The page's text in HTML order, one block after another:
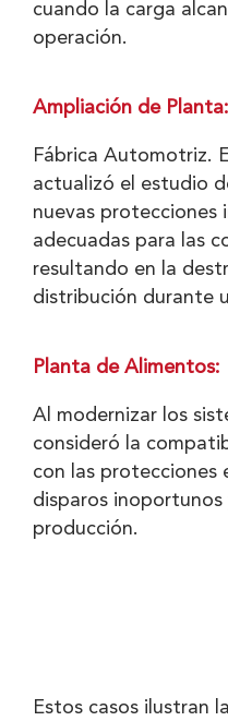
cuando la carga
operación.
Ampliación de Planta:
Fábrica Automotriz.
actualizó el estudio
nuevas protecciones
adecuadas para las
resultando en la
distribución durante
Planta de Alimentos:
Al modernizar los
consideró la
con las protecciones
disparos inoportunos
producción.
Estos casos ilustran